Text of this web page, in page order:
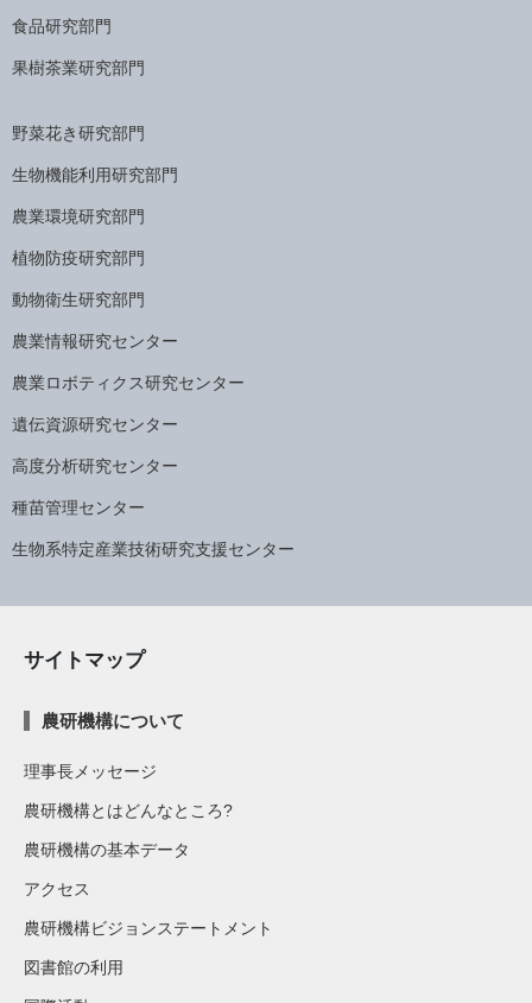
食品研究部門
果樹茶業研究部門
野菜花き研究部門
生物機能利用研究部門
農業環境研究部門
植物防疫研究部門
動物衛生研究部門
農業情報研究センター
農業ロボティクス研究センター
遺伝資源研究センター
高度分析研究センター
種苗管理センター
生物系特定産業技術研究支援センター
サイトマップ
農研機構について
理事長メッセージ
農研機構とはどんなところ?
農研機構の基本データ
アクセス
農研機構ビジョンステートメント
図書館の利用